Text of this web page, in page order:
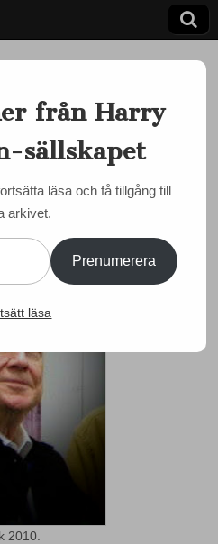
daggdroppen och speglar
död
Comments
2010.
från Harry
sällskapet
läsa och få tillgång till
arkivet.
Prenumerera
läsa